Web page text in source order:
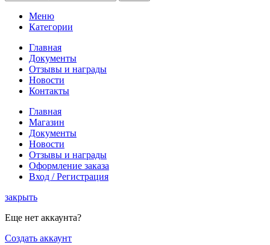
Меню
Категории
Главная
Документы
Отзывы и награды
Новости
Контакты
Главная
Магазин
Документы
Новости
Отзывы и награды
Оформление заказа
Вход / Регистрация
закрыть
Еще нет аккаунта?
Создать аккаунт